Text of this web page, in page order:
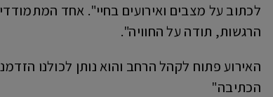
לכתוב על מצבים ואירועים בחיי". אחד
הרגשות, תודה על החוויה".
האירוע פתוח לקהל הרחב והוא נותן לכולנו
הכתיבה"